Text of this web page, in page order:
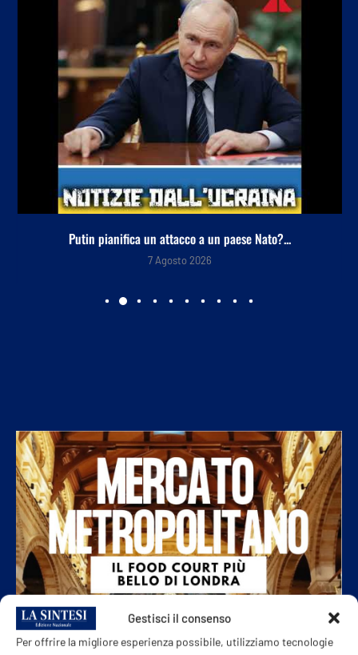
Gestisci il consenso
Per offrire la migliore esperienza possibile, utilizziamo tecnologie
Putin pianifica un attacco a un paese Nato?...
7 Agosto 2026